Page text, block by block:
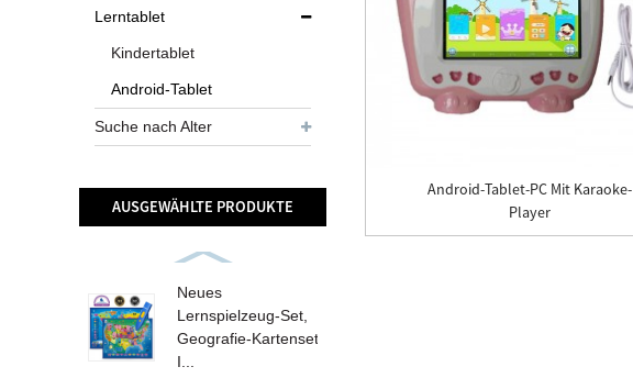
Lerntablet
Kindertablet
Android-Tablet
Suche nach Alter
AUSGEWÄHLTE PRODUKTE
Neues
Lernspielzeug-Set,
Geografie-Kartenset
I...
Android-Tablet-PC Mit Karaoke-
Player